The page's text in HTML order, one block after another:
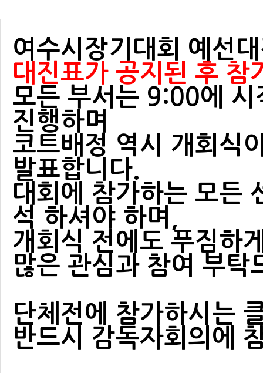
여수시장기대회 예선
대진표가 공지된 후 참
모든 부서는 9:00에 시
진행하며
코트배정 역시 개회식
발표합니다.
대회에 참가하는 모든
석 하셔야 하며,
개회식 전에도 푸짐하
많은 관심과 참여 부탁
단체전에 참가하시는
반드시 감독자회의에